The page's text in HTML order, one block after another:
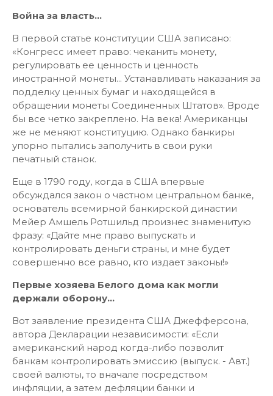
Война за власть...
В первой статье конституции США записано:
«Конгресс имеет право: чеканить монету,
регулировать ее ценность и ценность
иностранной монеты... Устанавливать наказания за
подделку ценных бумаг и находящейся в
обращении монеты Соединенных Штатов». Вроде
бы все четко закреплено. На века! Американцы
же не меняют конституцию. Однако банкиры
упорно пытались заполучить в свои руки
печатный станок.
Еще в 1790 году, когда в США впервые
обсуждался закон о частном центральном банке,
основатель всемирной банкирской династии
Мейер Амшель Ротшильд произнес знаменитую
фразу: «Дайте мне право выпускать и
контролировать деньги страны, и мне будет
совершенно все равно, кто издает законы!»
Первые хозяева Белого дома как могли
держали оборону...
Вот заявление президента США Джефферсона,
автора Декларации независимости: «Если
американский народ когда-либо позволит
банкам контролировать эмиссию (выпуск. - Авт.)
своей валюты, то вначале посредством
инфляции, а затем дефляции банки и